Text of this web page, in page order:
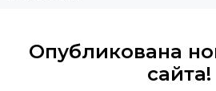
Опубликована
сайта!